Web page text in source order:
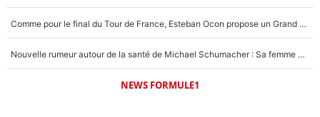
Comme pour le final du Tour de France, Esteban Ocon propose un Grand Prix de Formule 1 à Paris : «Autour de l’Arc de Triomphe, ce serait génial» !
Nouvelle rumeur autour de la santé de Michael Schumacher : Sa femme Corinna sort du silence
NEWS FORMULE1